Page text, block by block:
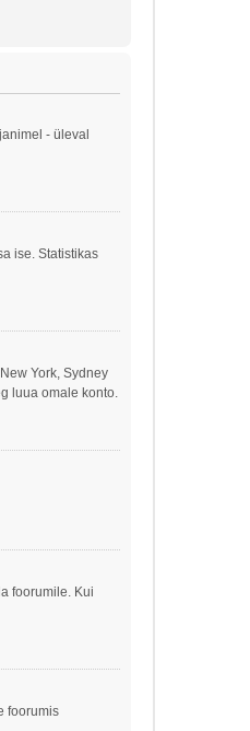
- üleval
ise. Statistikas
York, Sydney
luua omale konto.
foorumile. Kui
foorumis